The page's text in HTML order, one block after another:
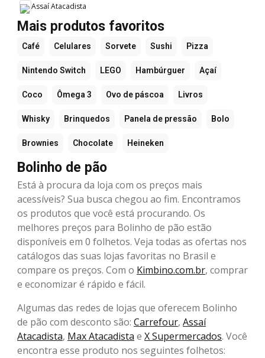
Assaí Atacadista
Mais produtos favoritos
Café Celulares Sorvete Sushi Pizza
Nintendo Switch LEGO Hambúrguer Açaí
Coco Ômega 3 Ovo de páscoa Livros
Whisky Brinquedos Panela de pressão Bolo
Brownies Chocolate Heineken
Bolinho de pão
Está à procura da loja com os preços mais
acessíveis? Sua busca chegou ao fim. Encontramos
os produtos que você está procurando. Os
melhores preços para Bolinho de pão estão
disponíveis em 0 folhetos. Veja todas as ofertas nos
catálogos das suas lojas favoritas no Brasil e
compare os preços. Com o Kimbino.com.br, comprar
e economizar é rápido e fácil.
Algumas das redes de lojas que oferecem Bolinho
de pão com desconto são: Carrefour, Assaí
Atacadista, Max Atacadista e X Supermercados. Você
encontra esse produto nos seguintes folhetos: